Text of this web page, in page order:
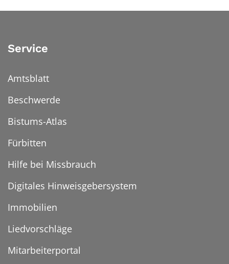
Service
Amtsblatt
Beschwerde
Bistums-Atlas
Fürbitten
Hilfe bei Missbrauch
Digitales Hinweisgebersystem
Immobilien
Liedvorschläge
Mitarbeiterportal